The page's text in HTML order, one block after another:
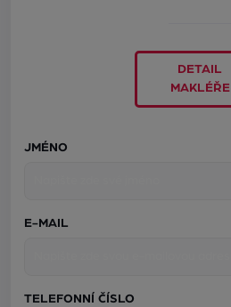
DETAIL
MAKLÉŘE
JMÉNO
E-MAIL
TELEFONNÍ ČÍSLO